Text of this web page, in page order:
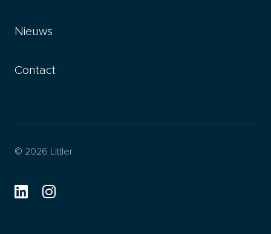
Nieuws
Contact
© 2026 Littler